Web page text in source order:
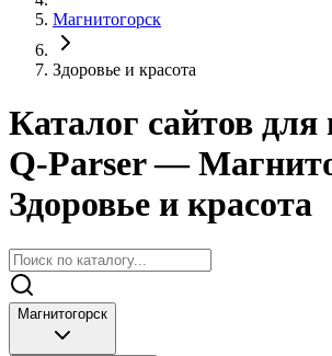
Магнитогорск
Здоровье и красота
Каталог сайтов для
Q-Parser—
Здоровье и красота
Магнитогорск